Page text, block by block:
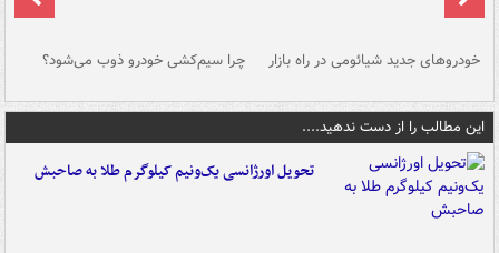
خودروهای جدید شیائومی در راه بازار چرا سیم‌کشی خودرو ذوب می‌شود؟
این مطالب را از دست ندهید....
تحویل اورژانسی یک‌ونیم کیلوگرم طلا به صاحبش